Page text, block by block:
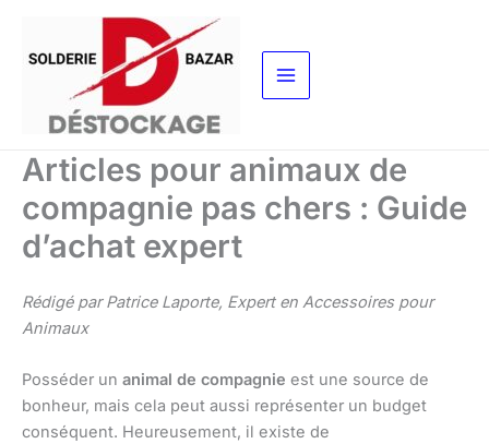
contenu
Articles pour animaux de
compagnie pas chers : Guide
d’achat expert
Rédigé par Patrice Laporte, Expert en Accessoires pour
Animaux
Posséder un animal de compagnie est une source de
bonheur, mais cela peut aussi représenter un budget
conséquent. Heureusement, il existe de